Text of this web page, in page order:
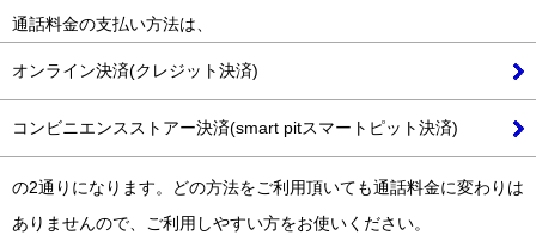
通話料金の支払い方法は、
オンライン決済(クレジット決済)
コンビニエンスストアー決済(smart pitスマートピット決済)
の2通りになります。どの方法をご利用頂いても通話料金に変わりは
ありませんので、ご利用しやすい方をお使いください。